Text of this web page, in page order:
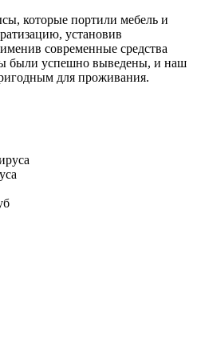
которые портили мебель и
установив
современные средства
были успешно выведены, и наш
для проживания.